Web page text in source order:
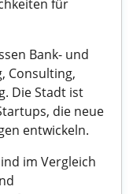
für
Bank- und
Consulting,
Die Stadt ist
die neue
entwickeln.
im Vergleich